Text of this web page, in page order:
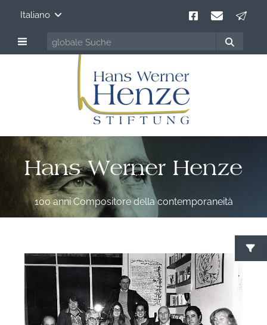
Italiano
Hans Werner Henze
100 anni Compositore della contemporaneità